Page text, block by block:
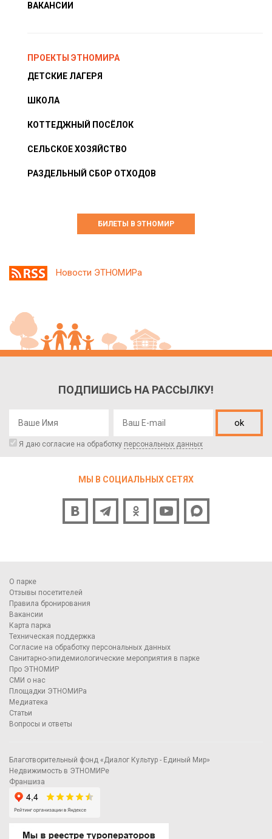
ВАКАНСИИ
ПРОЕКТЫ ЭТНОМИРА
ДЕТСКИЕ ЛАГЕРЯ
ШКОЛА
КОТТЕДЖНЫЙ ПОСЁЛОК
СЕЛЬСКОЕ ХОЗЯЙСТВО
РАЗДЕЛЬНЫЙ СБОР ОТХОДОВ
БИЛЕТЫ В ЭТНОМИР
Новости ЭТНОМИРа
ПОДПИШИСЬ НА РАССЫЛКУ!
ok
Я даю согласие на обработку персональных данных
МЫ В СОЦИАЛЬНЫХ СЕТЯХ
О парке
Отзывы посетителей
Правила бронирования
Вакансии
Карта парка
Техническая поддержка
Согласие на обработку персональных данных
Санитарно-эпидемиологические мероприятия в парке
Про ЭТНОМИР
СМИ о нас
Площадки ЭТНОМИРа
Медиатека
Статьи
Вопросы и ответы
Благотворительный фонд «Диалог Культур - Единый Мир»
Недвижимость в ЭТНОМИРе
Франшиза